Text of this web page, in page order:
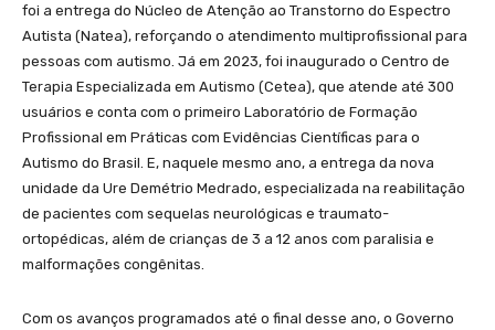
foi a entrega do Núcleo de Atenção ao Transtorno do Espectro
Autista (Natea), reforçando o atendimento multiprofissional para
pessoas com autismo. Já em 2023, foi inaugurado o Centro de
Terapia Especializada em Autismo (Cetea), que atende até 300
usuários e conta com o primeiro Laboratório de Formação
Profissional em Práticas com Evidências Científicas para o
Autismo do Brasil. E, naquele mesmo ano, a entrega da nova
unidade da Ure Demétrio Medrado, especializada na reabilitação
de pacientes com sequelas neurológicas e traumato-
ortopédicas, além de crianças de 3 a 12 anos com paralisia e
malformações congênitas.
Com os avanços programados até o final desse ano, o Governo